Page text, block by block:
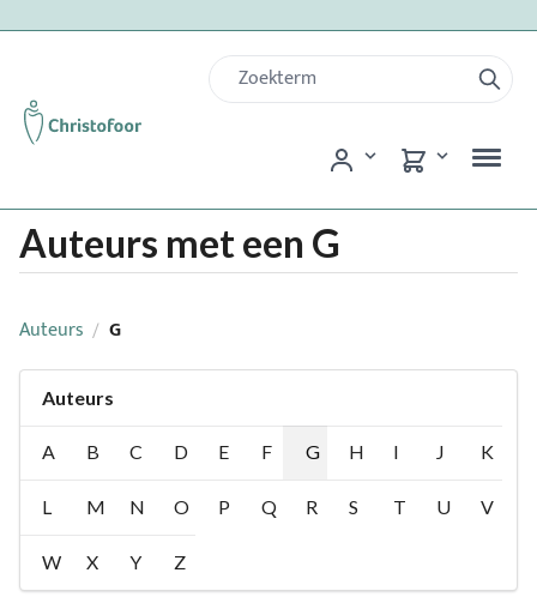
Auteurs met een G
Auteurs / G
Auteurs
A B C D E F G H I J K
L M N O P Q R S T U V
W X Y Z